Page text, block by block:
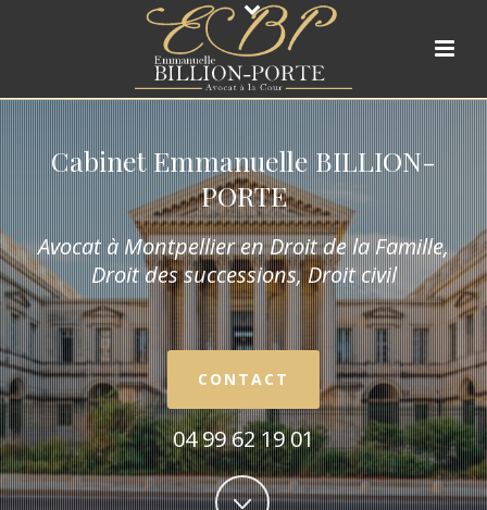
Cabinet Emmanuelle BILLION-
PORTE
Avocat à Montpellier en Droit de la Famille,
Droit des successions, Droit civil
CONTACT
04 99 62 19 01